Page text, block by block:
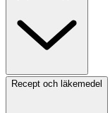
Recept och läkemedel